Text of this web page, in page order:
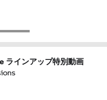
ラインアップ特別動画